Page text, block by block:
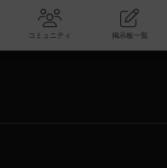
ボードゲーム会 コミュニティ